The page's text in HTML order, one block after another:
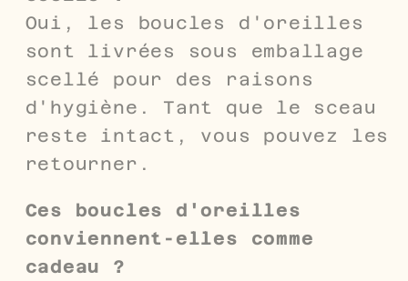
Oui, les boucles d'oreilles
sont livrées sous emballage
scellé pour des raisons
d'hygiène. Tant que le sceau
reste intact, vous pouvez les
retourner.
Ces boucles d'oreilles
conviennent-elles comme
cadeau ?